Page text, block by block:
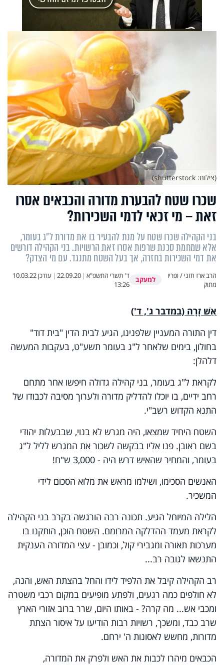
שכרו שטח להבערת מדורה והכבאים אסרו
זאת – מי זכאי לדמי השכירות?
בני הקהילה שכרו שטח על מנת להבעיר בו את מדורת ל"ג בעומר,
אלא שמחמת סכנת שרפות אסרו זאת הרשויות. בני הקהילה דורשים
את דמי השכירות בחזרה, אך בעל השטח מתנגד. עם מי הצדק?
הרב ארז חזני / ופריו
מתוק
למעקב ד' תשרי התשפ"א |
22.09.20
| עודכן10.03.22
13:26
(צילום: shutterstock)
אֵשׁ זָרָה (במדבר ג', ד')
דין התורה המעניין שלפנינו, הגיע לבית הדין "בית דוד"
בחולון, בימים שלאחר ל"ג בעומר תשע"ט, בעקבות המעשה
דלהלן:
לקראת ל"ג בעומר, בני קהילה גדולה חיפשו אחר מתחם
רחב ידיים, בו יוכלו להדליק מדורה ולערוך מסיבה לכבודו של
התנא הקדוש רשב"י.
השטח היחיד שמצאו, היה מגרש לא בנוי, שבבעלות יהודי
בשם ראובן. פנו אליו בבקשה לשכור את המגרש לליל ל"ג
בעומר, והמחיר שהאיש דרש היה - 3,000 ש"ח!
האנשים הסכימו, ושילמו מראש את מלוא הסכום לידי
המשכיר.
הלילה המיוחל הגיע. תכונה רבה הורגשה בקרב בני הקהילה
לקראת מעמד ההדלקה המרומם. השטח הוכן, הותקנו בו
מערכות תאורה ומגבירי קול, וכמובן - עצי המדורה הענקית
התנשאו לגובה רב...
רב הקהילה קיבל את הלפיד לידו והחל בהצתת האש, והנה,
לא חולפים כמה רגעים, ולפתע מופיעים במקום רכבי משטרה
ומכבי אש... מה קרה? - באותו היום, שרר ברוב אזורי הארץ
שרב כבד, ומשכך, רשויות רבות הודיעו על איסור הצתת
מדורות, מחשש לאסונות ה' ירחם.
הכבאים מיהרו לכבות את האש ולפרק את המדורה,